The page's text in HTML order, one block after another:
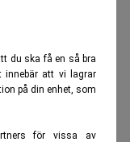
du ska få en så bra
innebär att vi lagrar
på din enhet, som
för vissa av